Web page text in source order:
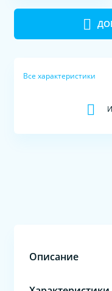
Все характеристики
Описание